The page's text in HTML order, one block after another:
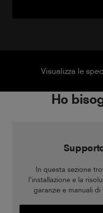
Visualizza le
Ho
In questa sezione
l'installazione e la
garanzie e manuali